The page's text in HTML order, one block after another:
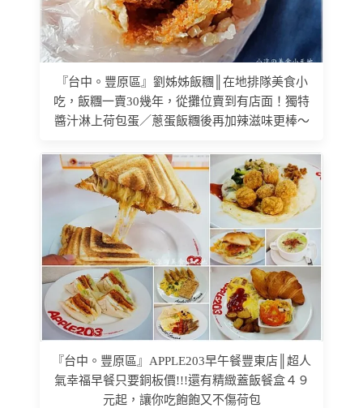
『台中。豐原區』劉姊姊飯糰║在地排隊美食小
吃，飯糰一賣30幾年，從攤位賣到有店面！獨特
醬汁淋上荷包蛋／蔥蛋飯糰後再加辣滋味更棒～
『台中。豐原區』APPLE203早午餐豐東店║超人
氣幸福早餐只要銅板價!!!還有精緻蓋飯餐盒４９
元起，讓你吃飽飽又不傷荷包